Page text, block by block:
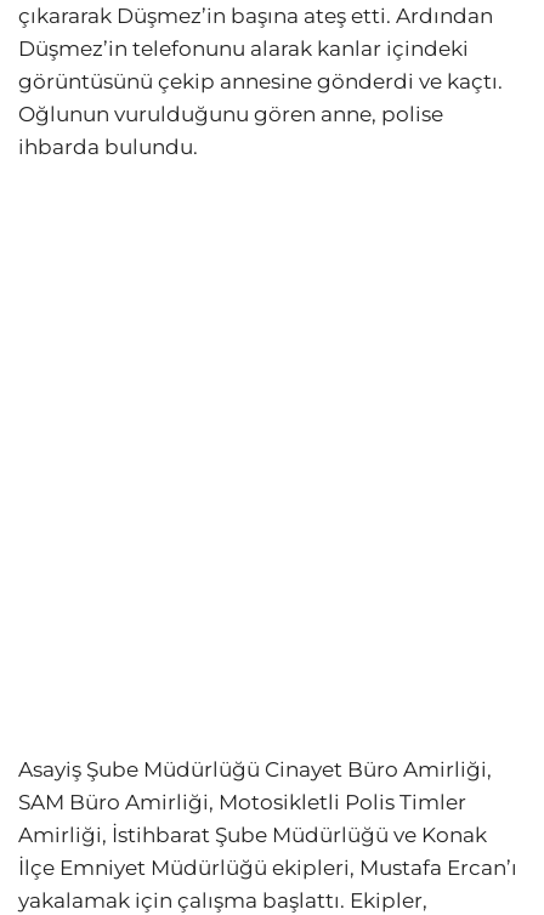
çıkararak Düşmez’in başına ateş etti. Ardından
Düşmez’in telefonunu alarak kanlar içindeki
görüntüsünü çekip annesine gönderdi ve kaçtı.
Oğlunun vurulduğunu gören anne, polise
ihbarda bulundu.
Asayiş Şube Müdürlüğü Cinayet Büro Amirliği,
SAM Büro Amirliği, Motosikletli Polis Timler
Amirliği, İstihbarat Şube Müdürlüğü ve Konak
İlçe Emniyet Müdürlüğü ekipleri, Mustafa Ercan’ı
yakalamak için çalışma başlattı. Ekipler,